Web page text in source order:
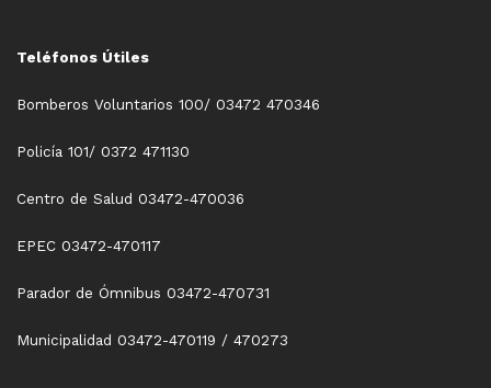
Teléfonos Útiles
Bomberos Voluntarios 100/ 03472 470346
Policía 101/ 0372 471130
Centro de Salud 03472-470036
EPEC 03472-470117
Parador de Ómnibus 03472-470731
Municipalidad 03472-470119 / 470273